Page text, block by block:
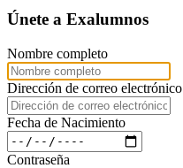
Únete a Exalumnos
Nombre completo
Dirección de correo electrónico
Fecha de Nacimiento
Contraseña